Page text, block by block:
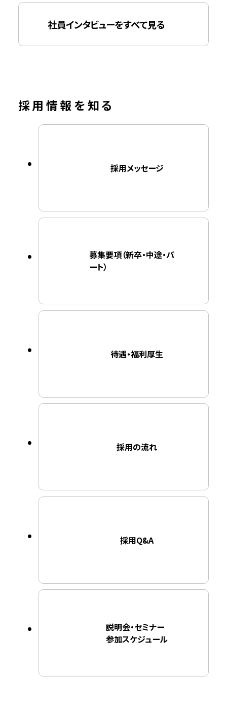
社員インタビューをすべて見る
採用情報を知る
採用メッセージ
募集要項（新卒・中途・パ
ート）
待遇・福利厚生
採用の流れ
採用Q&A
説明会・セミナー
参加スケジュール